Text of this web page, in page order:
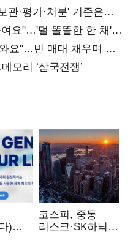
·평가·처분' 기준은
요"…'덜 똘똘한 한 채'
요"…빈 매대 채우며 문
모리 ‘삼국전쟁’
)
코스피, 중동
리스크·SK하닉